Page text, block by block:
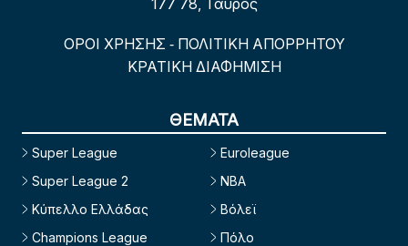
ΟΡΟΙ ΧΡΗΣΗΣ - ΠΟΛΙΤΙΚΗ ΑΠΟΡΡΗΤΟΥ
ΚΡΑΤΙΚΗ ΔΙΑΦΗΜΙΣΗ
ΘΕΜΑΤΑ
Super League
Super League 2
Κύπελλο Ελλάδας
Champions League
Euroleague
NBA
Βόλεϊ
Πόλο